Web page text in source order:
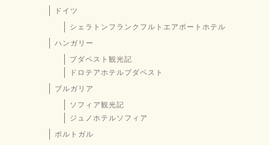
ドイツ
シェラトンフランクフルトエアポートホテル
ハンガリー
ブダペスト観光記
ドロテアホテルブダペスト
ブルガリア
ソフィア観光記
ジュノホテルソフィア
ポルトガル